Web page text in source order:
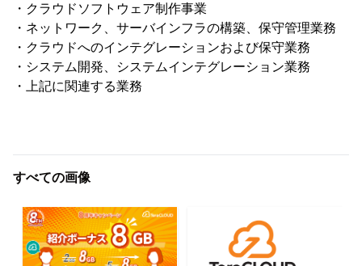
・クラウドソフトウェア制作事業
・ネットワーク、サーバインフラの構築、保守管理業務
・クラウドへのインテグレーションおよび保守業務
・システム開発、システムインテグレーション業務
・上記に関連する業務
すべての画像